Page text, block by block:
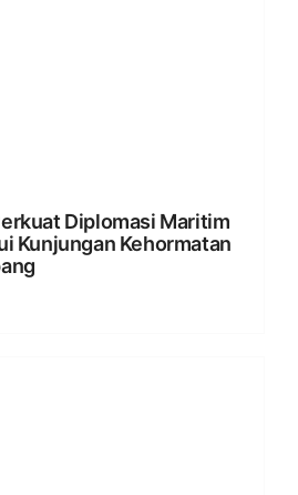
Diplomasi Maritim
Kunjungan Kehormatan